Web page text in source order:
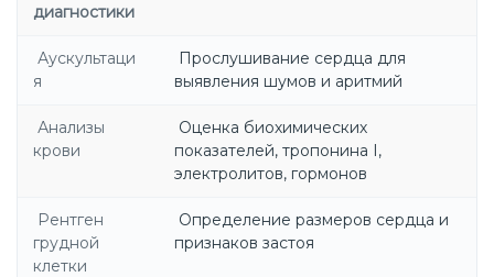
диагностики
Аускультаци
я
Прослушивание сердца для
выявления шумов и аритмий
Анализы
крови
Оценка биохимических
показателей, тропонина I,
электролитов, гормонов
Рентген
грудной
клетки
Определение размеров сердца и
признаков застоя